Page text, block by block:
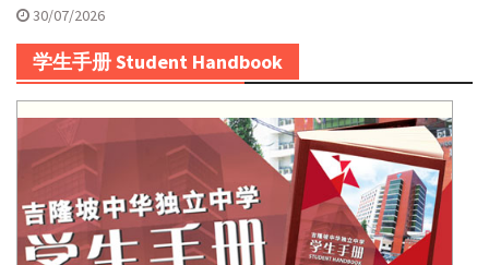
30/07/2026
学生手册 Student Handbook